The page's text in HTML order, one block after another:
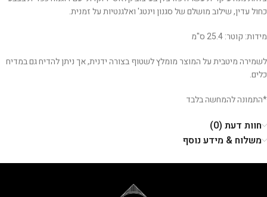
כחול עדין, שילוב מושלם של סגנון וינטג' ואלגנטיות על זמנית.
מידות: קוטר: 25.4 ס"מ
לשמירה מיטבית על המוצר מומלץ לשטוף בצורה ידנית, אך ניתן להדיח גם במדיח
כלים.
*התמונה להמחשה בלבד
חוות דעת (0)
משלוח & מידע נוסף